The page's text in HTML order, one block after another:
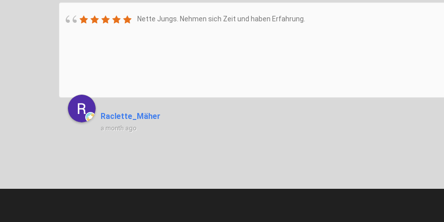
Nette Jungs. Nehmen sich Zeit und haben Erfahrung.
Raclette_Mäher
a month ago